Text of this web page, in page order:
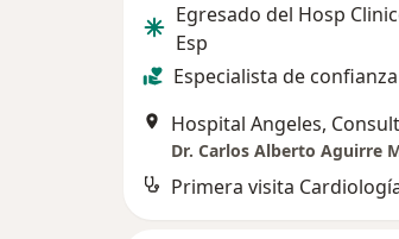
Egresado del Hosp
Esp
Especialista de confianza
Dr. Carlos Alberto Aguirre
Primera visita